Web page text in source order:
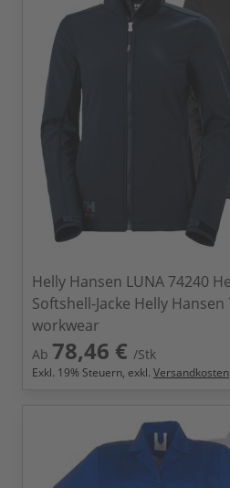
Helly Hansen LUNA 74240
Softshell-Jacke Helly
workwear
Ab 78,46 € /Stk
Exkl. 19% Steuern, exkl. Versandkosten